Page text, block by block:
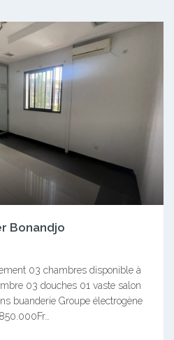
Bonandjo
03 chambres disponible à
03 douches 01 vaste salon
buanderie Groupe électrogène